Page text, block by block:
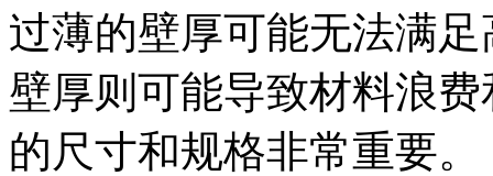
过薄的壁厚可能无法满
壁厚则可能导致材料浪
的尺寸和规格非常重要。